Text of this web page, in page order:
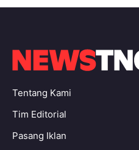
Tentang Kami
Tim Editorial
Pasang Iklan